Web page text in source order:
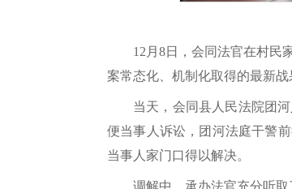
12月8日，会同法官在村民
案常态化、机制化取得的最新战
当天，会同县人民法院团
便当事人诉讼，团河法庭干警
当事人家门口得以解决。
调解中，承办法官充分听